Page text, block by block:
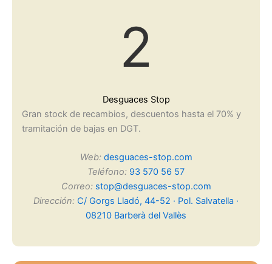
2
Desguaces Stop
Gran stock de recambios, descuentos hasta el 70% y
tramitación de bajas en DGT.
Web: desguaces-stop.com
Teléfono: 93 570 56 57
Correo: stop@desguaces-stop.com
Dirección: C/ Gorgs Lladó, 44-52 · Pol. Salvatella ·
08210 Barberà del Vallès